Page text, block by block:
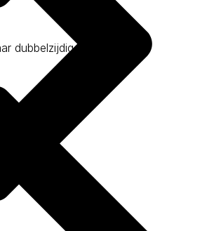
dubbelzijdig tape